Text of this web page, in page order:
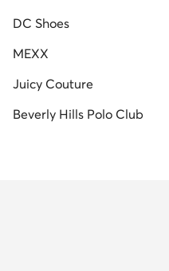
Juicy Couture női cipők
DC Shoes
MEXX
Juicy Couture
Beverly Hills Polo Club